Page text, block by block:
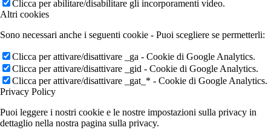
Clicca per abilitare/disabilitare gli incorporamenti video.
Altri cookies
Sono necessari anche i seguenti cookie - Puoi scegliere se permetterli:
Clicca per attivare/disattivare _ga - Cookie di Google Analytics.
Clicca per attivare/disattivare _gid - Cookie di Google Analytics.
Clicca per attivare/disattivare _gat_* - Cookie di Google Analytics.
Privacy Policy
Puoi leggere i nostri cookie e le nostre impostazioni sulla privacy in
dettaglio nella nostra pagina sulla privacy.